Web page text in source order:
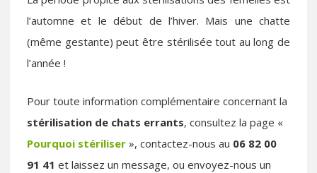
l’automne et le début de l’hiver. Mais une chatte
(même gestante) peut être stérilisée tout au long de
l’année !
Pour toute information complémentaire concernant la
stérilisation de chats errants, consultez la page «
Pourquoi stériliser », contactez-nous au 06 82 00
91 41 et laissez un message, ou envoyez-nous un